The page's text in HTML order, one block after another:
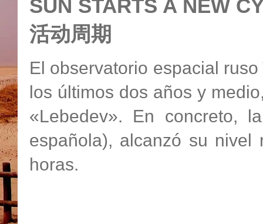
SUN STARTS A NEW
活动周期
El observatorio espacial
los últimos dos años y
«Lebedev». En concreto,
española), alcanzó su
horas.